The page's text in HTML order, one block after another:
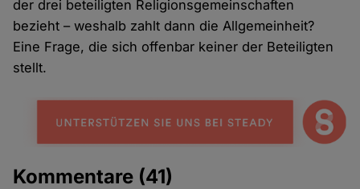
der drei beteiligten Religionsgemeinschaften
bezieht – weshalb zahlt dann die Allgemeinheit?
Eine Frage, die sich offenbar keiner der Beteiligten
stellt.
Kommentare (41)